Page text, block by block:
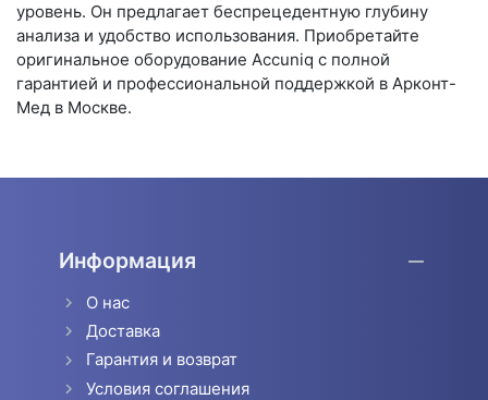
уровень. Он предлагает беспрецедентную глубину
анализа и удобство использования. Приобретайте
оригинальное оборудование Accuniq с полной
гарантией и профессиональной поддержкой в Арконт-
Мед в Москве.
Информация
О нас
Доставка
Гарантия и возврат
Условия соглашения